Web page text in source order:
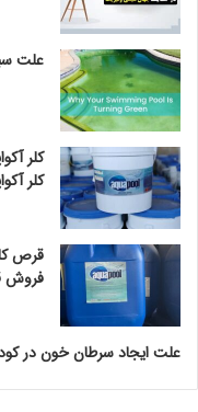
علت
کلر
کلر
قرص
فروش
علت ایجاد سرطان خون در